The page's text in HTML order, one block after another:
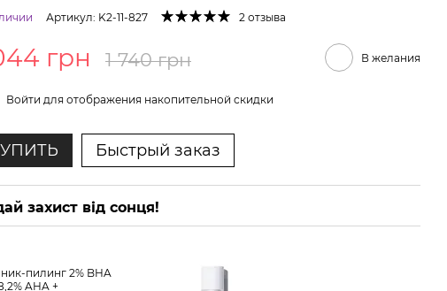
Артикул: K2-11-827 2 отзыва
грн 1 740 грн В желания
Войти для отображения накопительной скидки
Быстрый заказ
захист від сонця!